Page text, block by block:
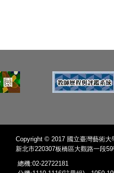
Copyright © 2017 國立臺灣藝術
新北市220307板橋區大觀路一段
總機:02-22722181